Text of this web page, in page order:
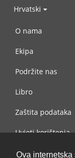
Ova
Hrvatski
O nama
Ekipa
Podržite nas
Libro
Zaštita podataka
Uvjeti korištenja
Kontaktiraj nas